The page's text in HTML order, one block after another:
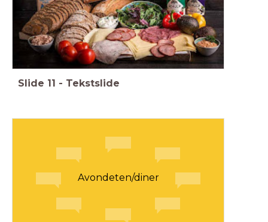
Slide 11 - Tekstslide
Avondeten/diner